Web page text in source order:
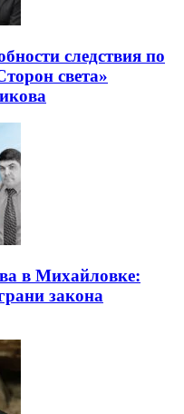
следствия по
света»
в Михайловке:
закона